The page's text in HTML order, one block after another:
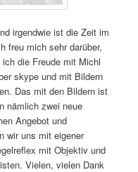
irgendwie ist die Zeit im
freu mich sehr darüber,
die Freude mit Michl
skype und mit Bildern
Das mit den Bildern ist
nämlich zwei neue
Angebot und
wir uns mit eigener
mit Objektiv und
Vielen, vielen Dank